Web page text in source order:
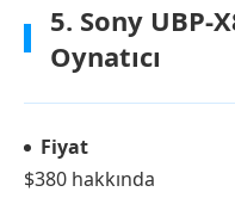
5. Sony UBP-
Oynatıcı
Fiyat
$380 hakkında